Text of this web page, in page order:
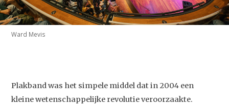
Ward Mevis
Plakband was het simpele middel dat in 2004 een
kleine wetenschappelijke revolutie veroorzaakte.